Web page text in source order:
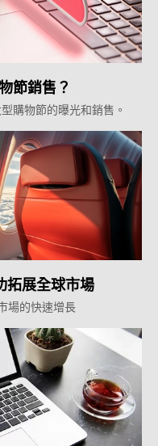
節銷售？
購物節的曝光和銷售。
拓展全球市場
場的快速增長